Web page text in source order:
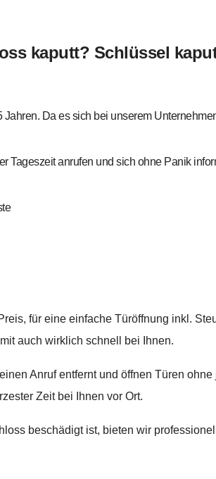
kaputt? Schlüssel
Jahren. Da es sich bei unserem
Tageszeit anrufen und sich ohne Panik
für eine einfache Türöffnung inkl.
auch wirklich schnell bei Ihnen.
Anruf entfernt und öffnen Türen
Zeit bei Ihnen vor Ort.
beschädigt ist, bieten wir